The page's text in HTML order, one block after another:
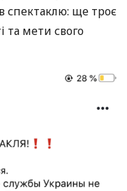
спектаклю: ще троє
та мети свого